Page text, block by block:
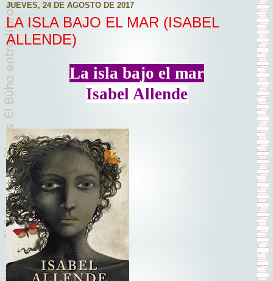
JUEVES, 24 DE AGOSTO DE 2017
LA ISLA BAJO EL MAR (ISABEL
ALLENDE)
La isla bajo el mar
Isabel Allende